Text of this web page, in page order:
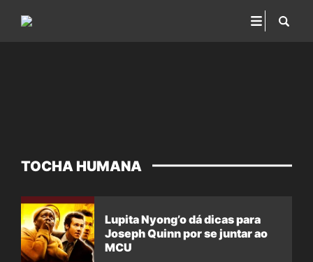
TOCHA HUMANA
Lupita Nyong’o dá dicas para
Joseph Quinn por se juntar ao
MCU